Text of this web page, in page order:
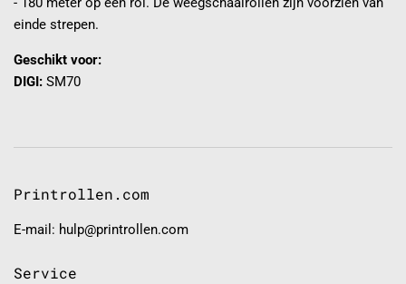
einde strepen.
Geschikt voor:
DIGI: SM70
Printrollen.com
E-mail: hulp@printrollen.com
Service